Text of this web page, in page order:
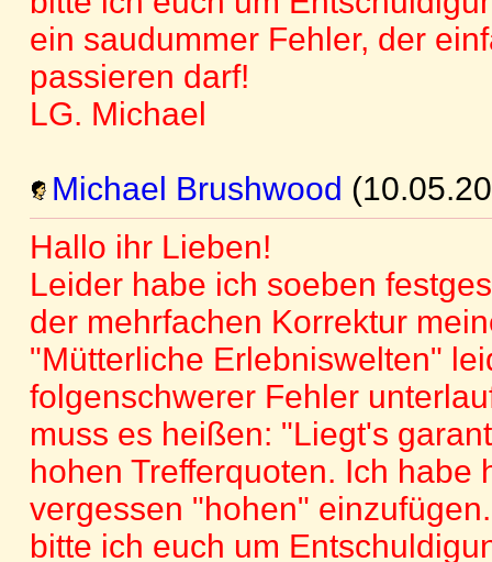
ein saudummer Fehler, der
passieren darf!
LG. Michael
Michael Brushwood
Hallo ihr Lieben!
Leider habe ich soeben
der mehrfachen Korrektur
"Mütterliche Erlebniswelten"
folgenschwerer Fehler
muss es heißen: "Liegt's
hohen Trefferquoten. Ich habe
vergessen "hohen"
bitte ich euch um